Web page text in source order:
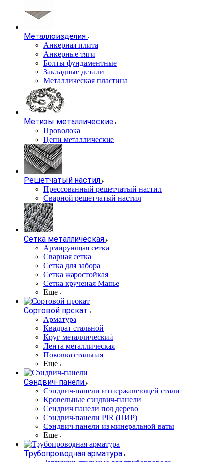
Металлоизделия
Анкерная плита
Анкерные тяги
Болты фундаментные
Закладные детали
Металлическая пластина
Метизы металлические
Проволока
Цепи металлические
Решетчатый настил
Прессованный решетчатый настил
Сварной решетчатый настил
Сетка металлическая
Армирующая сетка
Сварная сетка
Сетка для забора
Сетка жаростойкая
Сетка крученая Манье
Еще
Сортовой прокат
Арматура
Квадрат стальной
Круг металлический
Лента металлическая
Поковка стальная
Еще
Сэндвич-панели
Cэндвич-панели из нержавеющей стали
Кровельные сэндвич-панели
Сендвич панели под дерево
Сэндвич-панели PIR (ПИР)
Сэндвич-панели из минеральной ваты
Еще
Трубопроводная арматура